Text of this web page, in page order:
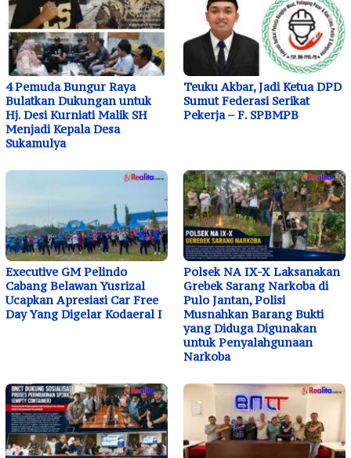
4 Pemuda Bungur Raya
Bulatkan Dukungan untuk
Hj. Desi Kurniati Malik SH
Menjadi Kepala Desa
Sukamulya
Teuku Akbar, Jadi Ketua DPD
Sumut Federasi Serikat
Pekerja – F. SPBMPB
Executive GM Pelindo
Cabang Belawan Yusrizal
Ucapkan Apresiasi Car Free
Day Yang Digelar Kodaeral I
Polsek NA IX-X Laksanakan
Grebek Sarang Narkoba di
Pulo Jantan, Polisi
Musnahkan Barang Bukti
yang Diduga Digunakan
untuk Penyalahgunaan
Narkoba